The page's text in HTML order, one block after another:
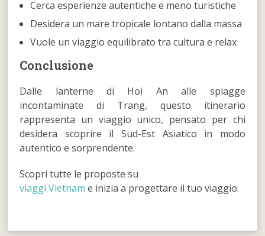
Cerca esperienze autentiche e meno turistiche
Desidera un mare tropicale lontano dalla massa
Vuole un viaggio equilibrato tra cultura e relax
Conclusione
Dalle lanterne di Hoi An alle spiagge
incontaminate di Trang, questo itinerario
rappresenta un viaggio unico, pensato per chi
desidera scoprire il Sud-Est Asiatico in modo
autentico e sorprendente.
Scopri tutte le proposte su
viaggi Vietnam e inizia a progettare il tuo viaggio.